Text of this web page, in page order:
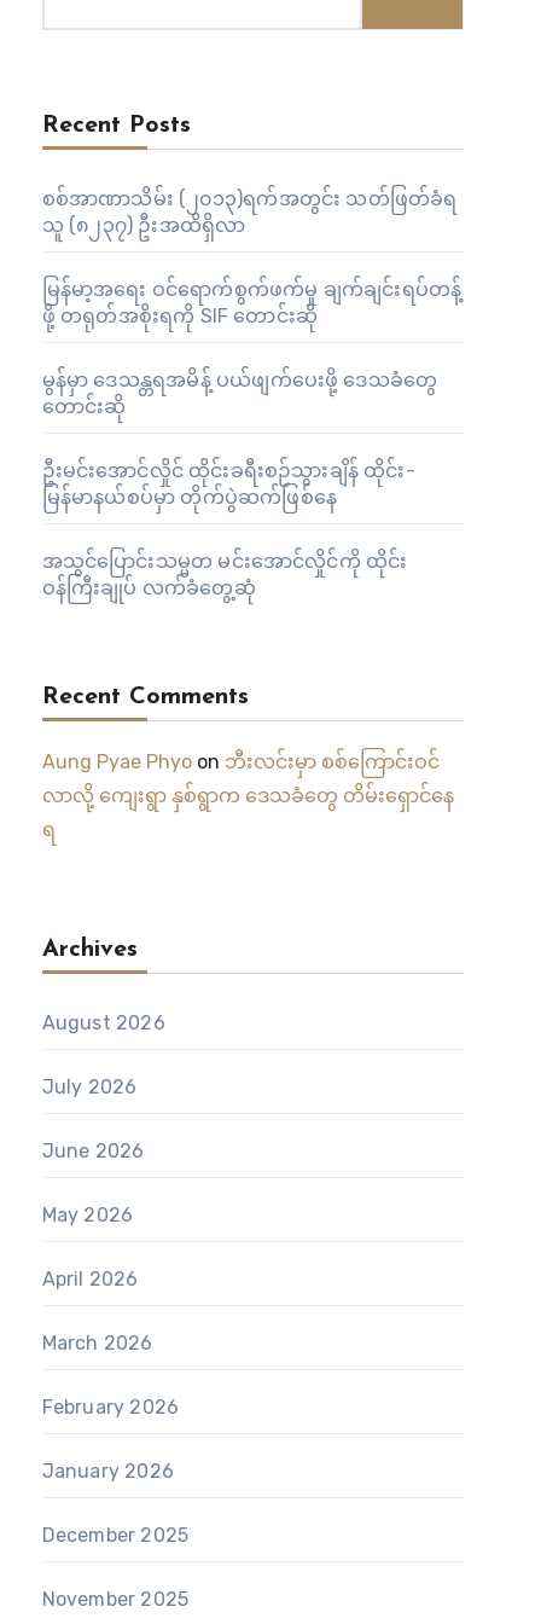
Recent Posts
စစ်အာဏာသိမ်း (၂၀၁၃)ရက်အတွင်း သတ်ဖြတ်ခံရ
သူ (၈၂၃၇) ဦးအထိရှိလာ
မြန်မာ့အရေး ဝင်ရောက်စွက်ဖက်မှု ချက်ချင်းရပ်တန့်
ဖို့ တရုတ်အစိုးရကို SIF တောင်းဆို
မွန်မှာ ဒေသန္တရအမိန့် ပယ်ဖျက်ပေးဖို့ ဒေသခံတွေ
တောင်းဆို
ဦးမင်းအောင်လှိုင် ထိုင်းခရီးစဉ်သွားချိန် ထိုင်း-
မြန်မာနယ်စပ်မှာ တိုက်ပွဲဆက်ဖြစ်နေ
အသွင်ပြောင်းသမ္မတ မင်းအောင်လှိုင်ကို ထိုင်း
ဝန်ကြီးချုပ် လက်ခံတွေ့ဆုံ
Recent Comments
Aung Pyae Phyoon ဘီးလင်းမှာ စစ်ကြောင်းဝင်
လာလို့ ကျေးရွာ နှစ်ရွာက ဒေသခံတွေ တိမ်းရှောင်နေ
ရ
Archives
August 2026
July 2026
June 2026
May 2026
April 2026
March 2026
February 2026
January 2026
December 2025
November 2025